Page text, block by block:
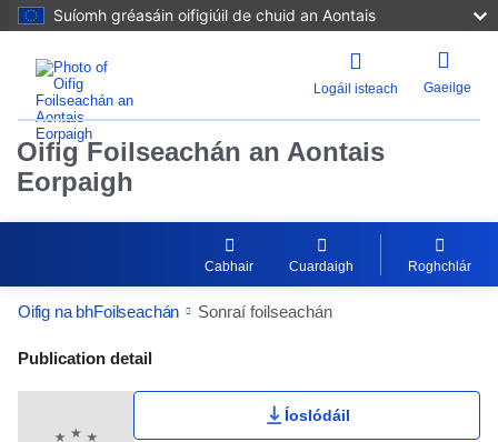
Suíomh gréasáin oifigiúil de chuid an Aontais
Logáil isteach Gaeilge
Oifig Foilseachán an Aontais
Eorpaigh
Cabhair Cuardaigh Roghchlár
Oifig na bhFoilseachán Sonraí foilseachán
Publication Detail Actions Portlet
Publication detail
Íoslódáil